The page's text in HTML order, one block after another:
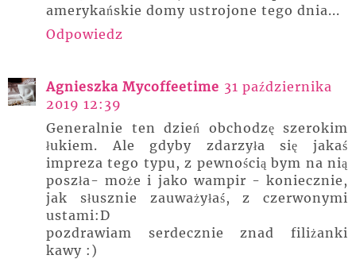
amerykańskie domy ustrojone tego dnia...
Odpowiedz
Agnieszka Mycoffeetime 31 października
2019 12:39
Generalnie ten dzień obchodzę szerokim
łukiem. Ale gdyby zdarzyła się jakaś
impreza tego typu, z pewnością bym na nią
poszła- może i jako wampir - koniecznie,
jak słusznie zauważyłaś, z czerwonymi
ustami:D
pozdrawiam serdecznie znad filiżanki
kawy :)